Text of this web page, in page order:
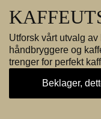
Utforsk vårt utvalg
håndbryggere og
trenger for perfekt
Beklager,